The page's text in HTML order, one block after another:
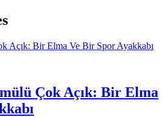
Çok Açık: Bir Elma